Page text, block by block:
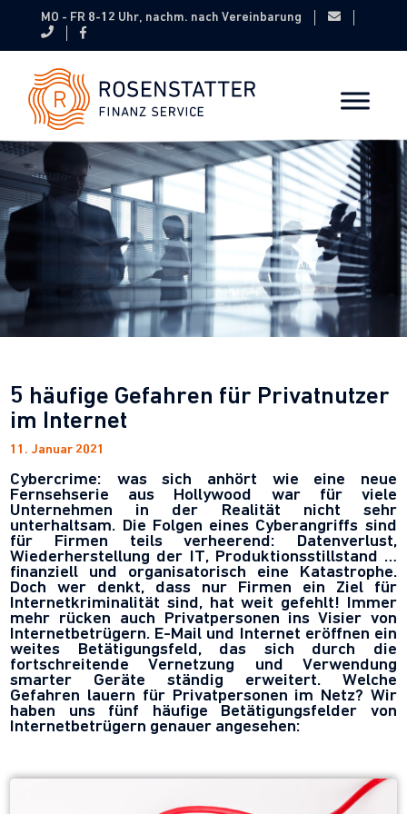
MO - FR 8-12 Uhr, nachm. nach Vereinbarung
5 häufige Gefahren für Privatnutzer
im Internet
11. Januar 2021
Cybercrime: was sich anhört wie eine neue
Fernsehserie aus Hollywood war für viele
Unternehmen in der Realität nicht sehr
unterhaltsam. Die Folgen eines Cyberangriffs sind
für Firmen teils verheerend: Datenverlust,
Wiederherstellung der IT, Produktionsstillstand …
finanziell und organisatorisch eine Katastrophe.
Doch wer denkt, dass nur Firmen ein Ziel für
Internetkriminalität sind, hat weit gefehlt! Immer
mehr rücken auch Privatpersonen ins Visier von
Internetbetrügern. E-Mail und Internet eröffnen ein
weites Betätigungsfeld, das sich durch die
fortschreitende Vernetzung und Verwendung
smarter Geräte ständig erweitert. Welche
Gefahren lauern für Privatpersonen im Netz? Wir
haben uns fünf häufige Betätigungsfelder von
Internetbetrügern genauer angesehen: